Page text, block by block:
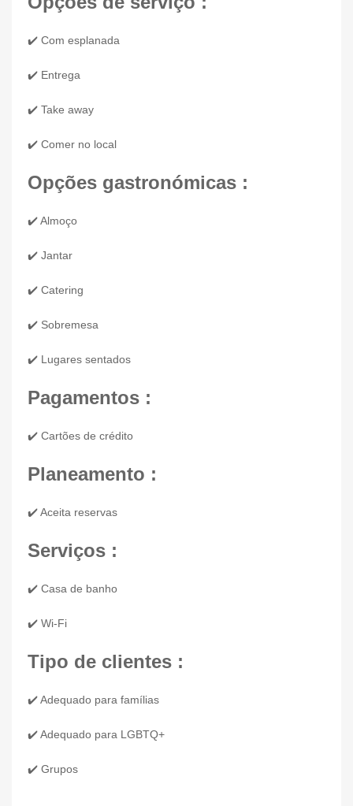
✔️ Com esplanada
✔️ Entrega
✔️ Take away
✔️ Comer no local
Opções gastronómicas :
✔️ Almoço
✔️ Jantar
✔️ Catering
✔️ Sobremesa
✔️ Lugares sentados
Pagamentos :
✔️ Cartões de crédito
Planeamento :
✔️ Aceita reservas
Serviços :
✔️ Casa de banho
✔️ Wi-Fi
Tipo de clientes :
✔️ Adequado para famílias
✔️ Adequado para LGBTQ+
✔️ Grupos